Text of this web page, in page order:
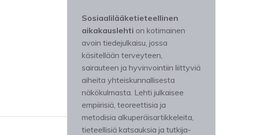
Sosiaalilääketieteellinen
aikakauslehti on kotimainen
avoin tiedejulkaisu, jossa
käsitellään terveyteen,
sairauteen ja hyvinvointiin liittyviä
aiheita yhteiskunnallisesta
näkökulmasta. Lehti julkaisee
empiirisiä, teoreettisia ja
metodisia alkuperäisartikkeleita,
tieteellisiä katsauksia ja tutkija-